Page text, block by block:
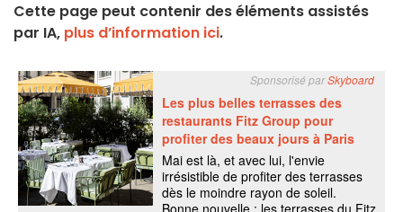
Cette page peut contenir des éléments assistés
par IA, plus d’information ici.